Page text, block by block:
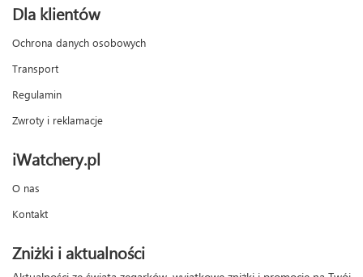
Dla klientów
Ochrona danych osobowych
Transport
Regulamin
Zwroty i reklamacje
iWatchery.pl
O nas
Kontakt
Zniżki i aktualności